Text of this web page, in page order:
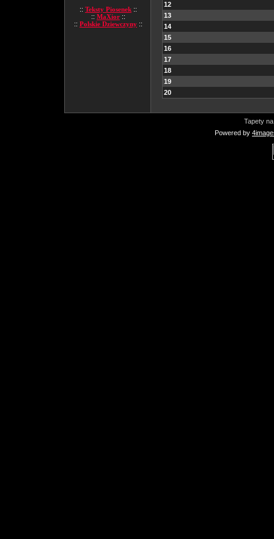
:: Teksty Piosenek ::
:: MaXior ::
:: Polskie Dziewczyny ::
12
13
14
15
16
17
18
19
20
Tapety
Powered by